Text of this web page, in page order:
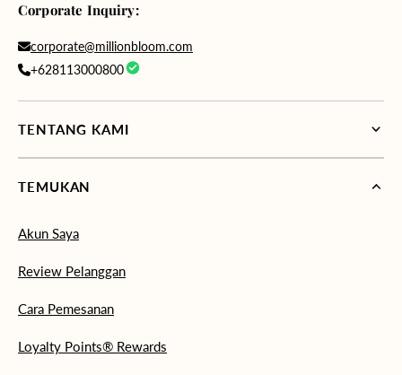
Corporate Inquiry:
corporate@millionbloom.com
+628113000800
TENTANG KAMI
TEMUKAN
Akun Saya
Review Pelanggan
Cara Pemesanan
Loyalty Points® Rewards